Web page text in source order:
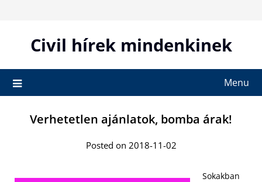
contentCivil hírek mindenkinek
Menu
Verhetetlen ajánlatok, bomba árak!
Posted on 2018-11-02
Sokakban